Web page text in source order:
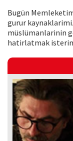
Bugün
gurur
müslümanlarinin
hatirlatmak